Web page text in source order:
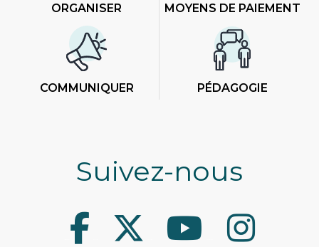
ORGANISER MOYENS DE PAIEMENT
COMMUNIQUER PÉDAGOGIE
Suivez-nous